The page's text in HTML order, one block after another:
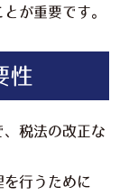
が重要です。
性
税法の改正な
行うために